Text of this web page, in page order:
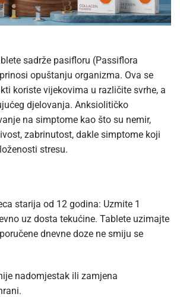
sadrže pasifloru (Passiflora
opuštanju organizma. Ova se
koriste vijekovima u različite svrhe, a
djelovanja. Anksiolitičko
na simptome kao što su nemir,
zabrinutost, dakle simptome koji
stresu.
starija od 12 godina: Uzmite 1
uz dosta tekućine. Tablete uzimajte
dnevne doze ne smiju se
nadomjestak ili zamjena